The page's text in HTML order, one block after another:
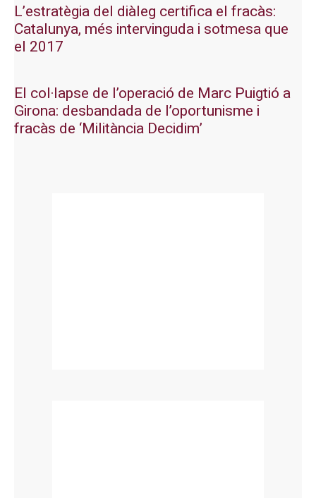
L’estratègia del diàleg certifica el fracàs:
Catalunya, més intervinguda i sotmesa que
el 2017
El col·lapse de l’operació de Marc Puigtió a
Girona: desbandada de l’oportunisme i
fracàs de ‘Militància Decidim’